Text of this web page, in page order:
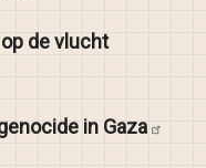
de vlucht
in Gaza